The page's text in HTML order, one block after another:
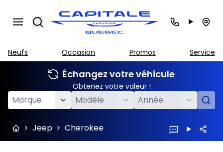
Search
Neufs Occasion Promos Service
Échangez votre véhicule
Obtenez votre valeur !
> Jeep > Cherokee